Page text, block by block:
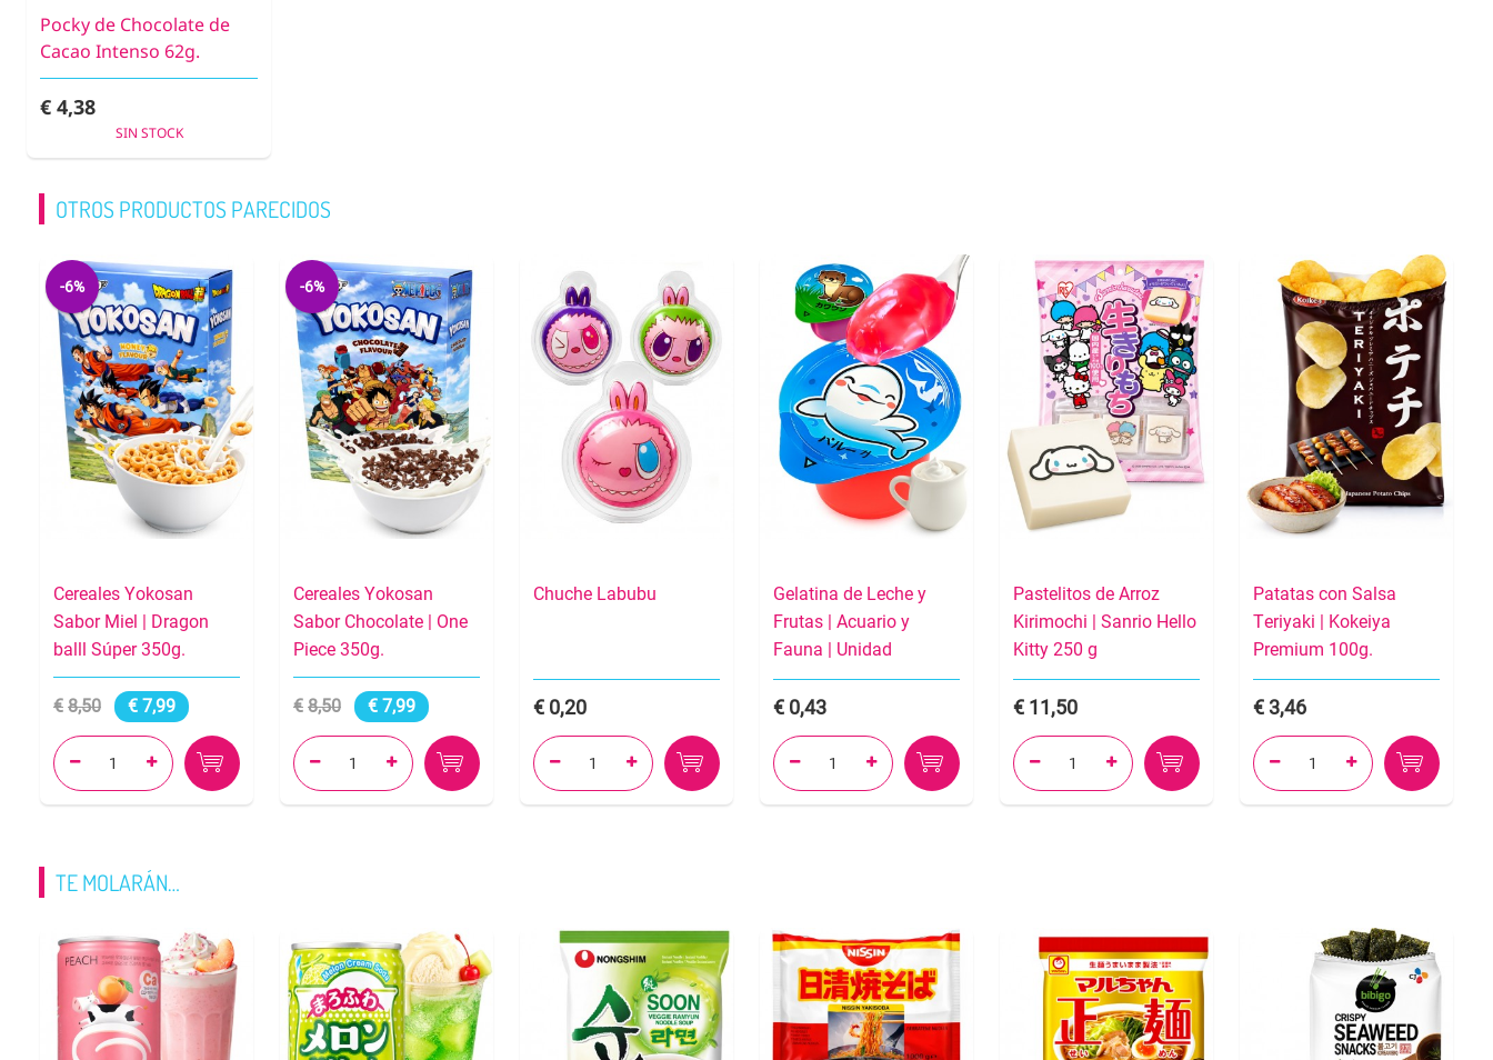
Pocky de Chocolate de
Cacao Intenso 62g.
€ 4,38
SIN STOCK
OTROS PRODUCTOS PARECIDOS
-6%
Cereales Yokosan
Sabor Miel | Dragon
balll Súper 350g.
8,50 7,99
 
-6%
Cereales Yokosan
Sabor Chocolate | One
Piece 350g.
8,50 7,99
 
Chuche Labubu
0,20
 
Gelatina de Leche y
Frutas | Acuario y
Fauna | Unidad
0,43
 
Pastelitos de Arroz
Kirimochi | Sanrio Hello
Kitty 250 g
11,50
 
Patatas con Salsa
Teriyaki | Kokeiya
Premium 100g.
3,46
 
TE MOLARÁN…